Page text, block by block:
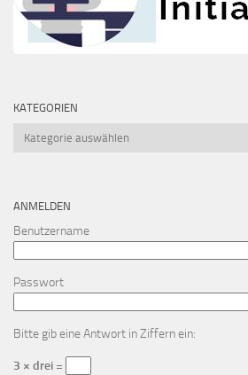
KATEGORIEN
Kategorien
ANMELDEN
Benutzername
Passwort
Bitte gib eine Antwort in Ziffern ein:
3 × drei =